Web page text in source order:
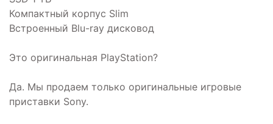
Компактный корпус Slim
Встроенный Blu-ray дисковод
Это оригинальная PlayStation?
Да. Мы продаем только оригинальные игровые
приставки Sony.